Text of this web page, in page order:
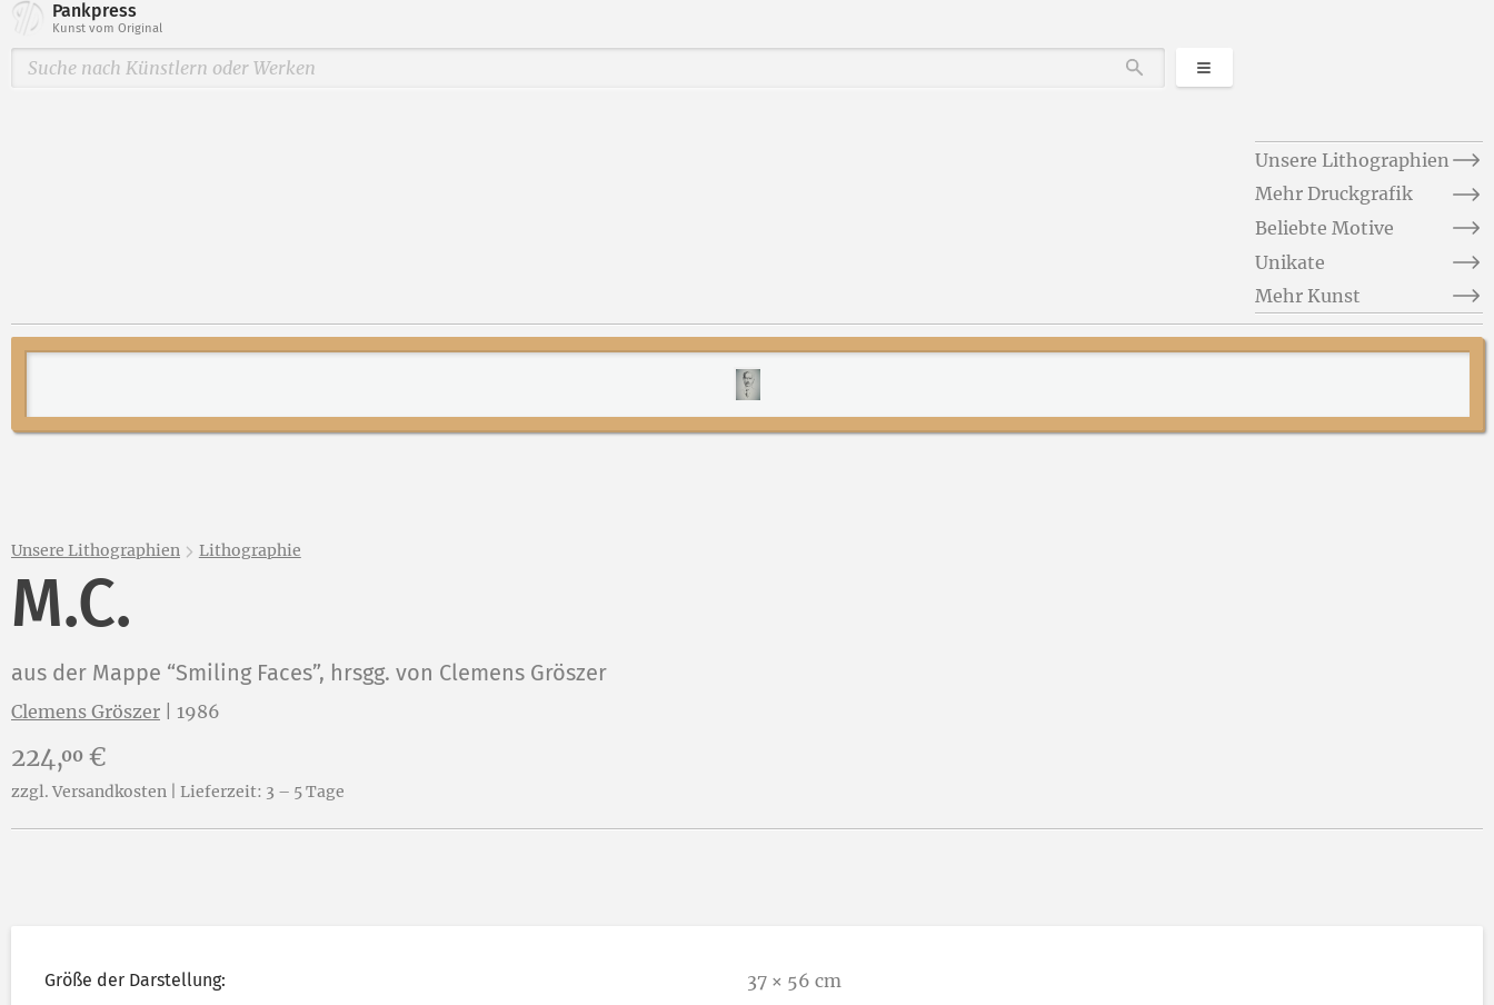
Pankpress
Kunst vom Original
DurchsuchenKategorien
Unsere Lithographien
Mehr Druckgrafik
Beliebte Motive
Unikate
Mehr Kunst
Unsere Lithographien Lithographie
M.C.
aus der Mappe “Smiling Faces”, hrsgg. von Clemens Gröszer
Clemens Gröszer 1986
Preis:
224,00 €
zzgl. Versandkosten | Lieferzeit: 3 – 5 Tage
Größe der Darstellung: 37 × 56 cm